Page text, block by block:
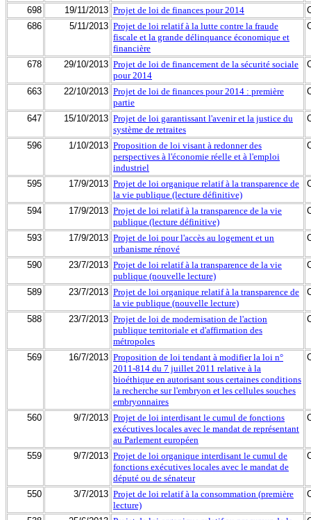
698 19/11/2013 Projet de loi de finances pour 2014
686
5/11/2013 Projet de loi relatif à la lutte contre la fraude
fiscale et la grande délinquance économique et
financière
678 29/10/2013 Projet de loi de financement de la sécurité sociale
pour 2014
663 22/10/2013 Projet de loi de finances pour 2014 : première
partie
647 15/10/2013 Projet de loi garantissant l'avenir et la justice du
système de retraites
596 1/10/2013 Proposition de loi visant à redonner des
perspectives à l'économie réelle et à l'emploi
industriel
595 17/9/2013 Projet de loi organique relatif à la transparence de
la vie publique (lecture définitive)
594 17/9/2013 Projet de loi relatif à la transparence de la vie
publique (lecture définitive)
593 17/9/2013 Projet de loi pour l'accès au logement et un
urbanisme rénové
590 23/7/2013 Projet de loi relatif à la transparence de la vie
publique (nouvelle lecture)
589 23/7/2013 Projet de loi organique relatif à la transparence de
la vie publique (nouvelle lecture)
588 23/7/2013 Projet de loi de modernisation de l'action
publique territoriale et d'affirmation des
métropoles
569 16/7/2013 Proposition de loi tendant à modifier la loi n°
2011-814 du 7 juillet 2011 relative à la
bioéthique en autorisant sous certaines conditions
la recherche sur l'embryon et les cellules souches
embryonnaires
560 9/7/2013 Projet de loi interdisant le cumul de fonctions
exécutives locales avec le mandat de représentant
au Parlement européen
559 9/7/2013 Projet de loi organique interdisant le cumul de
fonctions exécutives locales avec le mandat de
député ou de sénateur
550 3/7/2013 Projet de loi relatif à la consommation (première
lecture)